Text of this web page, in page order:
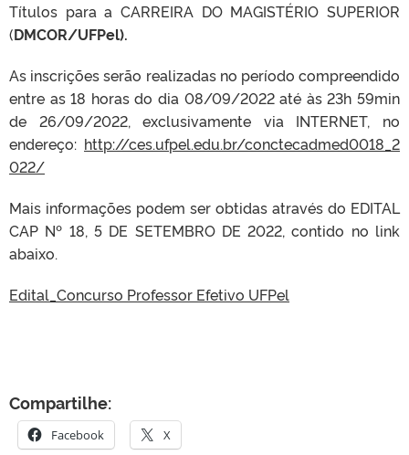
Títulos para a CARREIRA DO MAGISTÉRIO SUPERIOR
(DMCOR/UFPel).
As inscrições serão realizadas no período compreendido
entre as 18 horas do dia 08/09/2022 até às 23h 59min
de 26/09/2022, exclusivamente via INTERNET, no
endereço: http://ces.ufpel.edu.br/conctecadmed0018_2
022/
Mais informações podem ser obtidas através do EDITAL
CAP Nº 18, 5 DE SETEMBRO DE 2022, contido no link
abaixo.
Edital_Concurso Professor Efetivo UFPel
Compartilhe:
Facebook X